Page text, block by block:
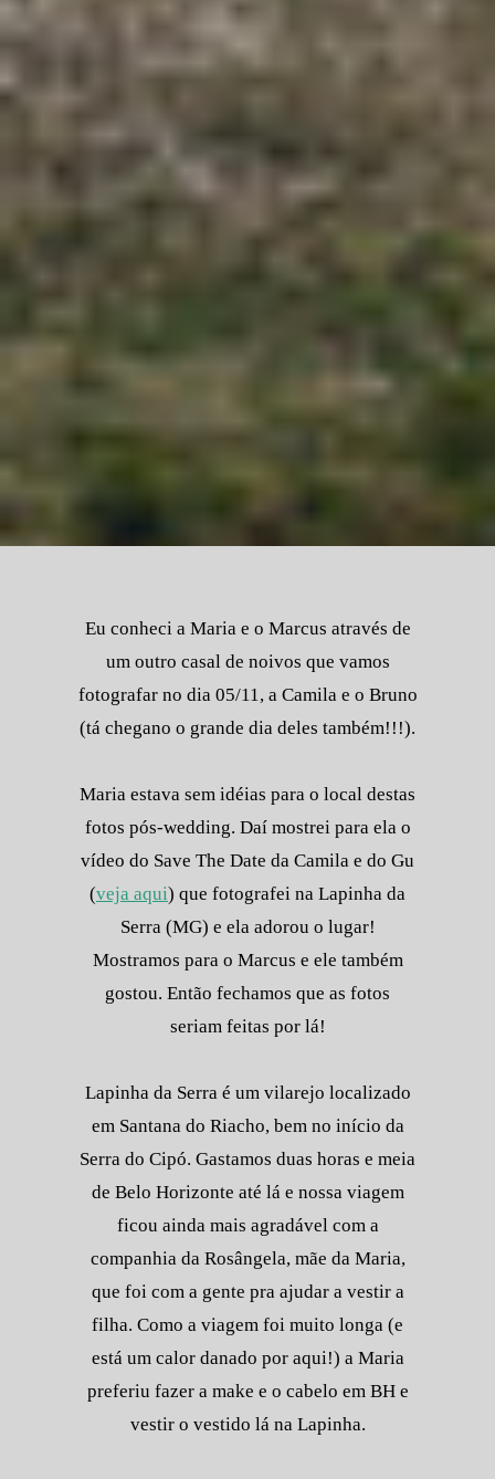
Eu conheci a Maria e o Marcus através de
um outro casal de noivos que vamos
fotografar no dia 05/11, a Camila e o Bruno
(tá chegano o grande dia deles também!!!).
Maria estava sem idéias para o local destas
fotos pós-wedding. Daí mostrei para ela o
vídeo do Save The Date da Camila e do Gu
(veja aqui) que fotografei na Lapinha da
Serra (MG) e ela adorou o lugar!
Mostramos para o Marcus e ele também
gostou. Então fechamos que as fotos
seriam feitas por lá!
Lapinha da Serra é um vilarejo localizado
em Santana do Riacho, bem no início da
Serra do Cipó. Gastamos duas horas e meia
de Belo Horizonte até lá e nossa viagem
ficou ainda mais agradável com a
companhia da Rosângela, mãe da Maria,
que foi com a gente pra ajudar a vestir a
filha. Como a viagem foi muito longa (e
está um calor danado por aqui!) a Maria
preferiu fazer a make e o cabelo em BH e
vestir o vestido lá na Lapinha.